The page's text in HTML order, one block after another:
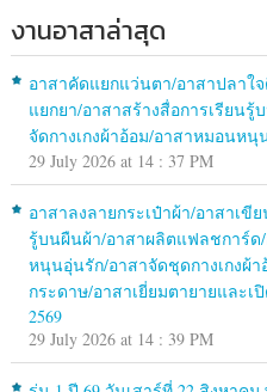
งานอาสาล่าสุด
อาสาคัดแยกแว่นตา/อาสาปลาใ
แยกยา/อาสาสร้างสื่อการเรียน
จัดกางเกงผ้าอ้อม/อาสาหมอนหนุ
29 July 2026 at 14 : 37 PM
อาสาลงลายกระเป๋าผ้า/อาสาเขี
รู้บนผืนผ้า/อาสาผลิตแฟลชการ์
หนุนอุ่นรัก/อาสาจัดชุดกางเกงผ้
กระดาษ/อาสาเยี่ยมตายายและเ
2569
29 July 2026 at 14 : 39 PM